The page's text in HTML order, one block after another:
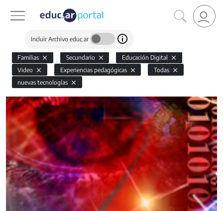
Incluir Archivo educ.ar
Familias Secundario
Educación Digital
Video
Experiencias pedagógicas
Todas
nuevas tecnologías